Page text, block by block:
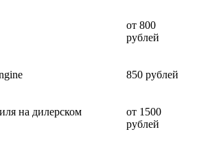
от 800
рублей
850 рублей
на дилерском
от 1500
рублей